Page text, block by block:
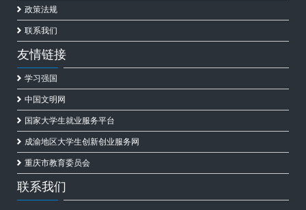
政策法规
联系我们
友情链接
学习强国
中国文明网
国家大学生就业服务平台
成渝地区大学生创新创业服务网
重庆市教育委员会
联系我们